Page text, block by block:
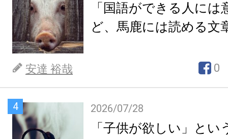
「国語ができる人には
ど、馬鹿には読める文
安達 裕哉 0
4 2026/07/28
「子供が欲しい」とい